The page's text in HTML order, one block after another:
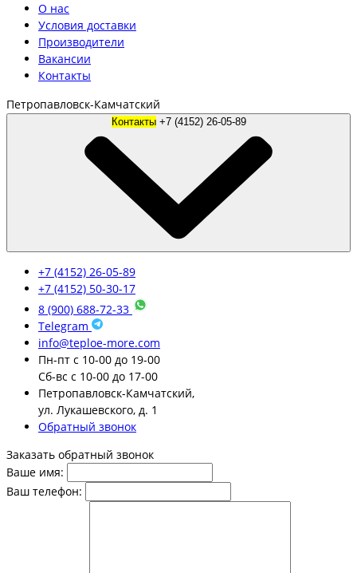
О нас
Условия доставки
Производители
Вакансии
Контакты
Петропавловск-Камчатский
Контакты +7 (4152) 26-05-89
+7 (4152) 26-05-89
+7 (4152) 50-30-17
8 (900) 688-72-33
Telegram
info@teploe-more.com
Пн-пт с 10-00 до 19-00
Сб-вс с 10-00 до 17-00
Петропавловск-Камчатский,
ул. Лукашевского, д. 1
Обратный звонок
Заказать обратный звонок
Ваше имя:
Ваш телефон: